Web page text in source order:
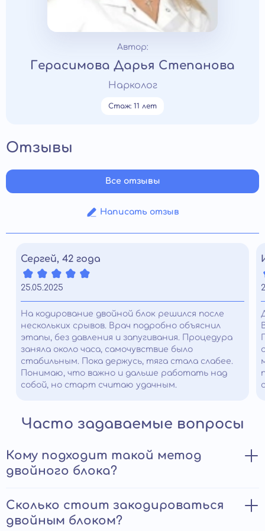
Автор:
Герасимова Дарья Степанова
Нарколог
Стаж: 11 лет
Отзывы
Написать отзыв
Все отзывы
Сергей, 42 года
25.05.2025
На кодирование двойной блок решился после
нескольких срывов. Врач подробно объяснил
этапы, без давления и запугивания. Процедура
заняла около часа, самочувствие было
стабильным. Пока держусь, тяга стала слабее.
Понимаю, что важно и дальше работать над
собой, но старт считаю удачным.
Часто задаваемые вопросы
Кому подходит такой метод
двойного блока?
Двойной блок рекомендован пациентам с
длительной алкогольной зависимостью,
Сколько стоит закодироваться
двойным блоком?